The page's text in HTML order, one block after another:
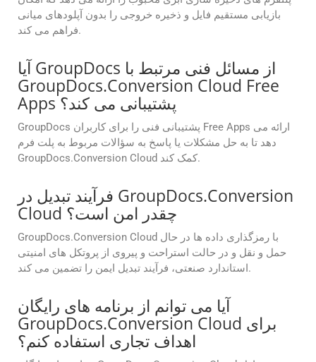
بازیابی مستقیم فایل و ذخیره خروجی را بدون آپلودهای میانی
فراهم می کند.
آیا GroupDocs از مسائل فنی مرتبط با
GroupDocs.Conversion Cloud Free
Apps پشتیبانی می کند؟
GroupDocs پشتیبانی فنی را برای کاربران Free Apps ارائه می
دهد تا به حل مشکلات یا پاسخ به سؤالات مربوط به پلت فرم
GroupDocs.Conversion Cloud کمک کند.
فرآیند تبدیل در GroupDocs.Conversion
Cloud چقدر امن است؟
GroupDocs.Conversion Cloud با رمزگذاری داده ها در حال
حمل و نقل و در حالت استراحت و پیروی از پروتکل های امنیتی
استاندارد صنعتی، فرآیند تبدیل ایمن را تضمین می کند.
آیا می توانم از برنامه های رایگان
GroupDocs.Conversion Cloud برای
اهداف تجاری استفاده کنم؟